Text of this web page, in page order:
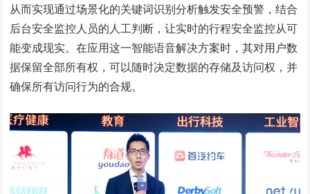
从而实现通过场景化的关键词识别分析触发安全预警，结合
后台安全监控人员的人工判断，让实时的行程安全监控从可
能变成现实。在应用这一智能语音解决方案时，其对用户数
据保留全部所有权，可以随时决定数据的存储及访问权，并
确保所有访问行为的合规。